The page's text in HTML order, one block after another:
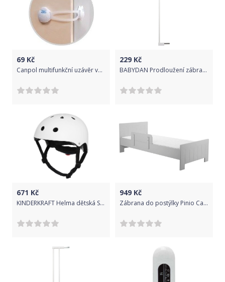
69 Kč
Canpol multifunkční uzávěr velký 2 ks Bílá
229 Kč
BABYDAN Prodloužení zábrany Premier 7 cm bílé
671 Kč
KINDERKRAFT Helma dětská Safety White
949 Kč
Zábrana do postýlky Pinio Calmo Bílá 2018